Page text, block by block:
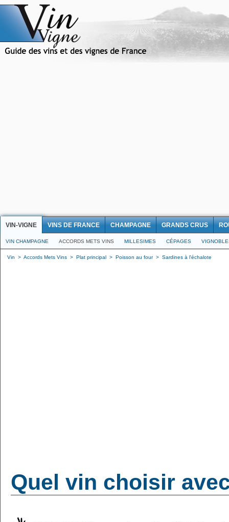
VIN-VIGNE VINS DE FRANCE CHAMPAGNE GRANDS CRUS
VIN CHAMPAGNE ACCORDS METS VINS MILLESIMES CÉPAGES
Vin > Accords Mets Vins > Plat principal > Poisson au four > Sardines à l'échalote
Quel vin choisir